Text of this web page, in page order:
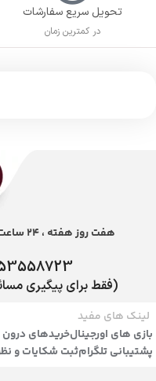
تحویل سریع سفارشات
در کمترین زمان
هفت روز هفته ، 24 ساعت شبانه‌روز پاسخگوی شما هستیم
(فقط برای پیگیری
لینک های مفید
بازی های اورجینالخریدهای درون
پشتیبانی تلگرامثبت شکایات و